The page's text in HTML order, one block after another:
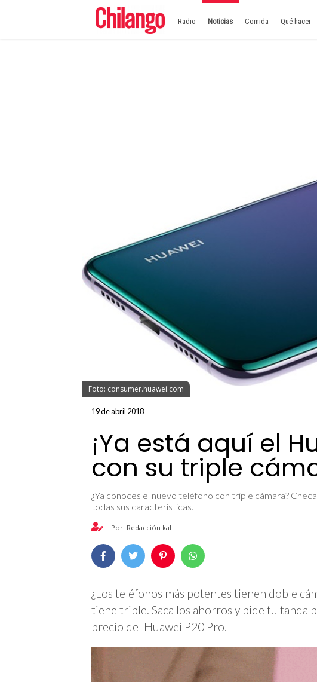
Radio Noticias Comida Qué hacer
Foto: consumer.huawei.com
19 de abril 2018
¡Ya está aquí el
con su triple
¿Ya conoces el nuevo teléfono con triple cámara?
todas sus características.
Por: Redacción kal
¿Los teléfonos más potentes tienen doble
tiene triple. Saca los ahorros y pide tu tanda
precio del Huawei P20 Pro.